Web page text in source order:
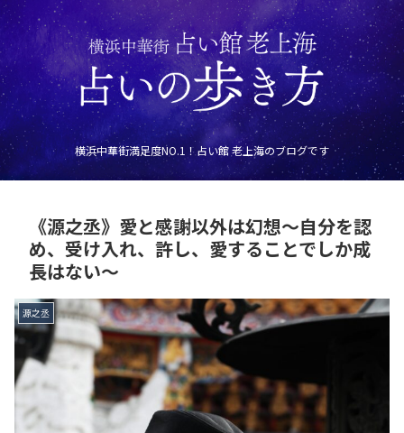
横浜中華街満足度NO.1！占い館 老上海のブログです
《源之丞》愛と感謝以外は幻想～自分を認
め、受け入れ、許し、愛することでしか成
長はない～
源之丞